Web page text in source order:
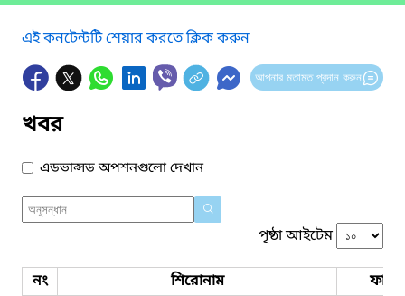
এই কনটেন্টটি শেয়ার করতে ক্লিক করুন
আপনার মতামত প্রদান করুন
খবর
এডভান্সড অপশনগুলো দেখান
পৃষ্ঠা আইটেম
নং শিরোনাম
ফাইল